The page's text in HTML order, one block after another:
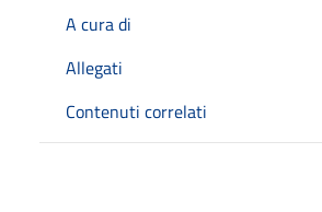
A cura di
Allegati
Contenuti correlati